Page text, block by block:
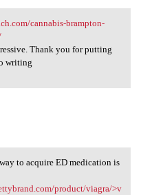
cannabis-brampton-
Thank you for putting
writing
way to
to acquire ED medication is
product/viagra/>v